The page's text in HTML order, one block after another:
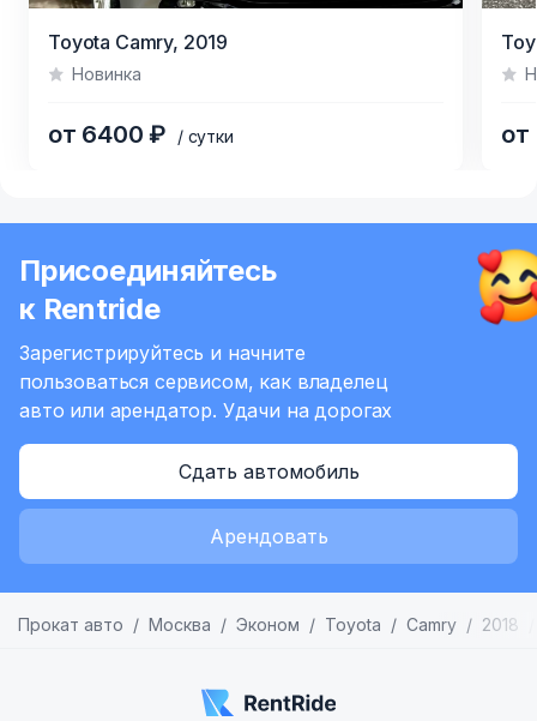
Toyota Camry, 2019
Новинка
от 6400 ₽ / сутки
6
Присоединяйтесь
к Rentride
Зарегистрируйтесь и начните
пользоваться сервисом, как владелец
авто или арендатор. Удачи на дорогах
Сдать автомобиль
Арендовать
Прокат авто Москва Эконом Toyota Camry 2018